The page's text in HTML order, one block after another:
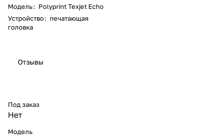
Модель: Polyprint Texjet Echo
Устройство: печатающая
головка
Отзывы
Под заказ
Нет
Модель